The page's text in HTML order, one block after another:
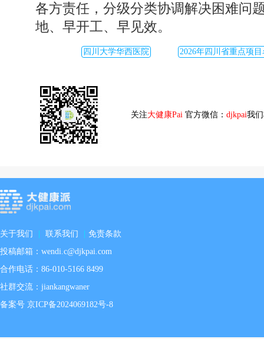
各方责任，分级分类协调解决困难问
地、早开工、早见效。
四川大学华西医院 2026年四川省重点项
关注大健康Pai 官方微信： djkpai我
关于我们 联系我们
免责条款
投稿邮箱：wendi.c@djkpai.com
合作电话：86-010-5166 8499
社群交流：jiankangwaner
备案号 京ICP备2024069182号-8